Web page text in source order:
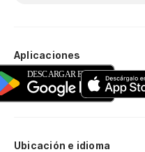
Aplicaciones
Ubicación e idioma